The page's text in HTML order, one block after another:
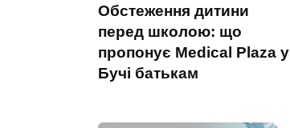
Обстеження дитини
перед школою: що
пропонує Medical Plaza у
Бучі батькам